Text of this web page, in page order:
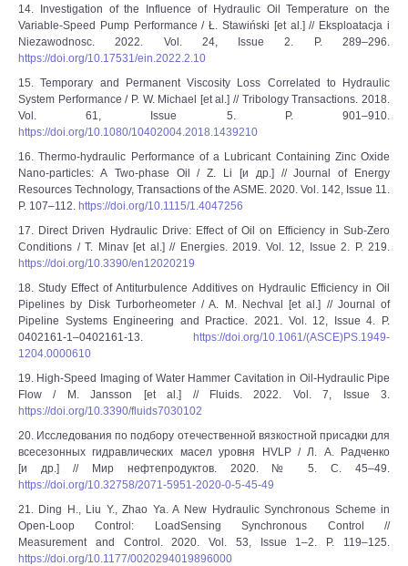
14. Investigation of the Influence of Hydraulic Oil Temperature on the
Variable-Speed Pump Performance / Ł. Stawiński [et al.] // Eksploatacja i
Niezawodnosc. 2022. Vol. 24, Issue 2. Р. 289‒296.
https://doi.org/10.17531/ein.2022.2.10
15. Temporary and Permanent Viscosity Loss Correlated to Hydraulic
System Performance / P. W. Michael [et al.] // Tribology Transactions. 2018.
Vol. 61, Issue 5. Р. 901‒910.
https://doi.org/10.1080/10402004.2018.1439210
16. Thermo-hydraulic Performance of a Lubricant Containing Zinc Oxide
Nano-particles: A Two-phase Oil / Z. Li [и др.] // Journal of Energy
Resources Technology, Transactions of the ASME. 2020. Vol. 142, Issue 11.
Р. 107‒112. https://doi.org/10.1115/1.4047256
17. Direct Driven Hydraulic Drive: Effect of Oil on Efficiency in Sub-Zero
Conditions / T. Minav [et al.] // Energies. 2019. Vol. 12, Issue 2. Р. 219.
https://doi.org/10.3390/en12020219
18. Study Effect of Antiturbulence Additives on Hydraulic Efficiency in Oil
Pipelines by Disk Turborheometer / A. M. Nechval [et al.] // Journal of
Pipeline Systems Engineering and Practice. 2021. Vol. 12, Issue 4. Р.
0402161-1‒0402161-13.
https://doi.org/10.1061/(ASCE)PS.1949-
1204.0000610
19. High-Speed Imaging of Water Hammer Cavitation in Oil-Hydraulic Pipe
Flow / M. Jansson [et al.] // Fluids. 2022. Vol. 7, Issue 3.
https://doi.org/10.3390/fluids7030102
20. Исследования по подбору отечественной вязкостной присадки для
всесезонных гидравлических масел уровня HVLP / Л. А. Радченко
[и др.] // Мир нефтепродуктов. 2020. № 5. С. 45‒49.
https://doi.org/10.32758/2071-5951-2020-0-5-45-49
21. Ding H., Liu Y., Zhao Ya. A New Hydraulic Synchronous Scheme in
Open-Loop Control: LoadSensing Synchronous Control //
Measurement and Control. 2020. Vol. 53, Issue 1‒2. P. 119–125.
https://doi.org/10.1177/0020294019896000